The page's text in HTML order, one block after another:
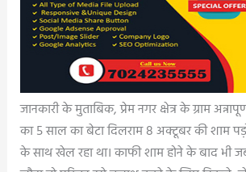
जानकारी के मुताबिक, प्रेम नगर क्षेत्र के ग्राम
का 5 साल का बेटा दिलराम 8 अक्टूबर की शाम
के साथ खेल रहा था। काफी शाम होने के बाद भी